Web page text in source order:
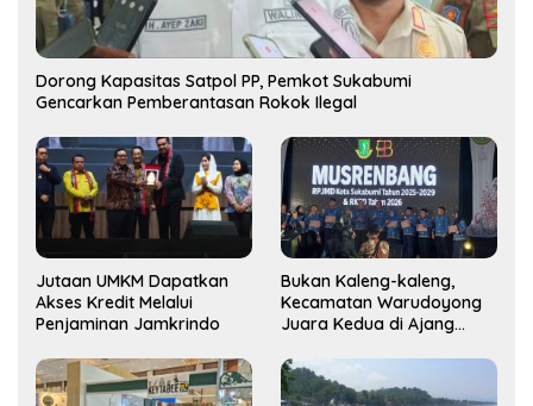
Dorong Kapasitas Satpol PP, Pemkot Sukabumi
Gencarkan Pemberantasan Rokok Ilegal
Jutaan UMKM Dapatkan
Akses Kredit Melalui
Penjaminan Jamkrindo
Bukan Kaleng-kaleng,
Kecamatan Warudoyong
Juara Kedua di Ajang
2025